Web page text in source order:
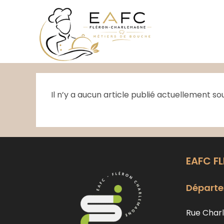
Il n’y a aucun article publié actuellement
EAFC
Rue